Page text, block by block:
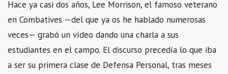
Hace ya casi dos años, Lee Morrison, el famoso veterano
en Combatives —del que ya os he hablado numerosas
veces— grabó un vídeo dando una charla a sus
estudiantes en el campo. El discurso precedía lo que iba
a ser su primera clase de Defensa Personal, tras meses